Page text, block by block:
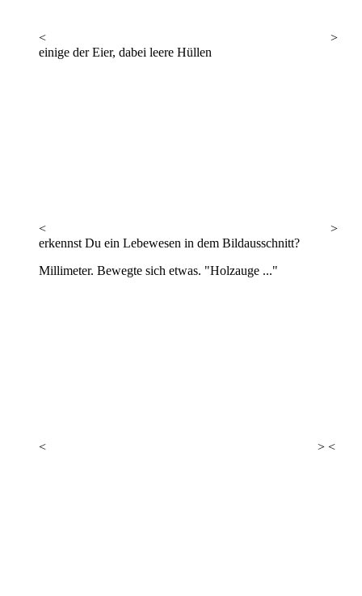
<
>
einige der Eier, dabei leere Hüllen
<
>
erkennst Du ein Lebewesen in dem Bildausschnitt?
Millimeter. Bewegte sich etwas. "Holzauge ..."
< > <